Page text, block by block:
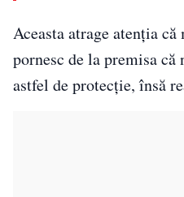
Aceasta atrage atenția
pornesc de la premisa că
astfel de protecție, însă